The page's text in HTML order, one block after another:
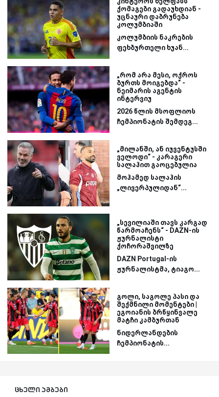
ქომაგები გადაუხდიან -
უცნაური დაბრუნება
კოლუმბიაში
კოლუმბიის ნაკრების
ფეხბურთელი ხუან...
„რომ არა მესი, ოქროს
ბურთს მოიგებდა“ -
ნეიმარის აგენტის
ინტერვიუ
2026 წლის მსოფლიოს
ჩემპიონატის შემდეგ...
„მილანში, ან იუვენტუსში
ველოდი“ - კარაგერი
სალაჰით გაოცებულია
მოჰამედ სალაჰის
„ლივერპულიდან“...
„სევილიაში თავს კარგად
წარმოაჩენს“ - DAZN-ის
ჟურნალისტი
ქოჩორაშვილზე
DAZN Portugal-ის
ჟურნალისტმა, ტიაგო...
გოლი, საგოლე პასი და
შექმნილი მომენტები |
ეგოიანის ბრწყინვალე
მატჩი კამბურთან
ნიდერლანდების
ჩემპიონატის...
ცხელი ამბები